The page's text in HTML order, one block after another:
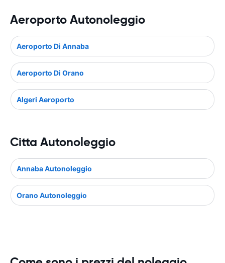
Aeroporto Autonoleggio
Aeroporto Di Annaba
Aeroporto Di Orano
Algeri Aeroporto
Citta Autonoleggio
Annaba Autonoleggio
Orano Autonoleggio